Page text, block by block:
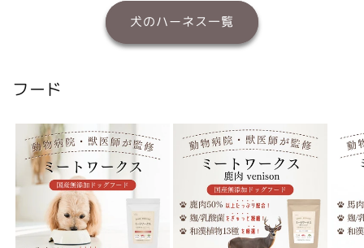
犬のハーネス一覧
フード